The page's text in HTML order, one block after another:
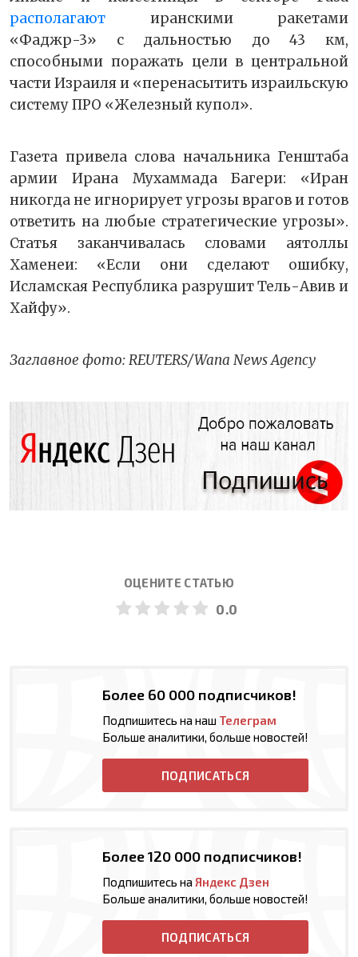
располагают иранскими ракетами
«Фаджр-3» с дальностью до 43 км,
способными поражать цели в центральной
части Израиля и «перенасытить израильскую
систему ПРО «Железный купол».
Газета привела слова начальника Генштаба
армии Ирана Мухаммада Багери: «Иран
никогда не игнорирует угрозы врагов и готов
ответить на любые стратегические угрозы».
Статья заканчивалась словами аятоллы
Хаменеи: «Если они сделают ошибку,
Исламская Республика разрушит Тель-Авив и
Хайфу».
Заглавное фото: REUTERS/Wana News Agency
ОЦЕНИТЕ СТАТЬЮ
0.0
Более 60 000 подписчиков!
Подпишитесь на наш Телеграм
Больше аналитики, больше новостей!
ПОДПИСАТЬСЯ
Более 120 000 подписчиков!
Подпишитесь на Яндекс Дзен
Больше аналитики, больше новостей!
ПОДПИСАТЬСЯ